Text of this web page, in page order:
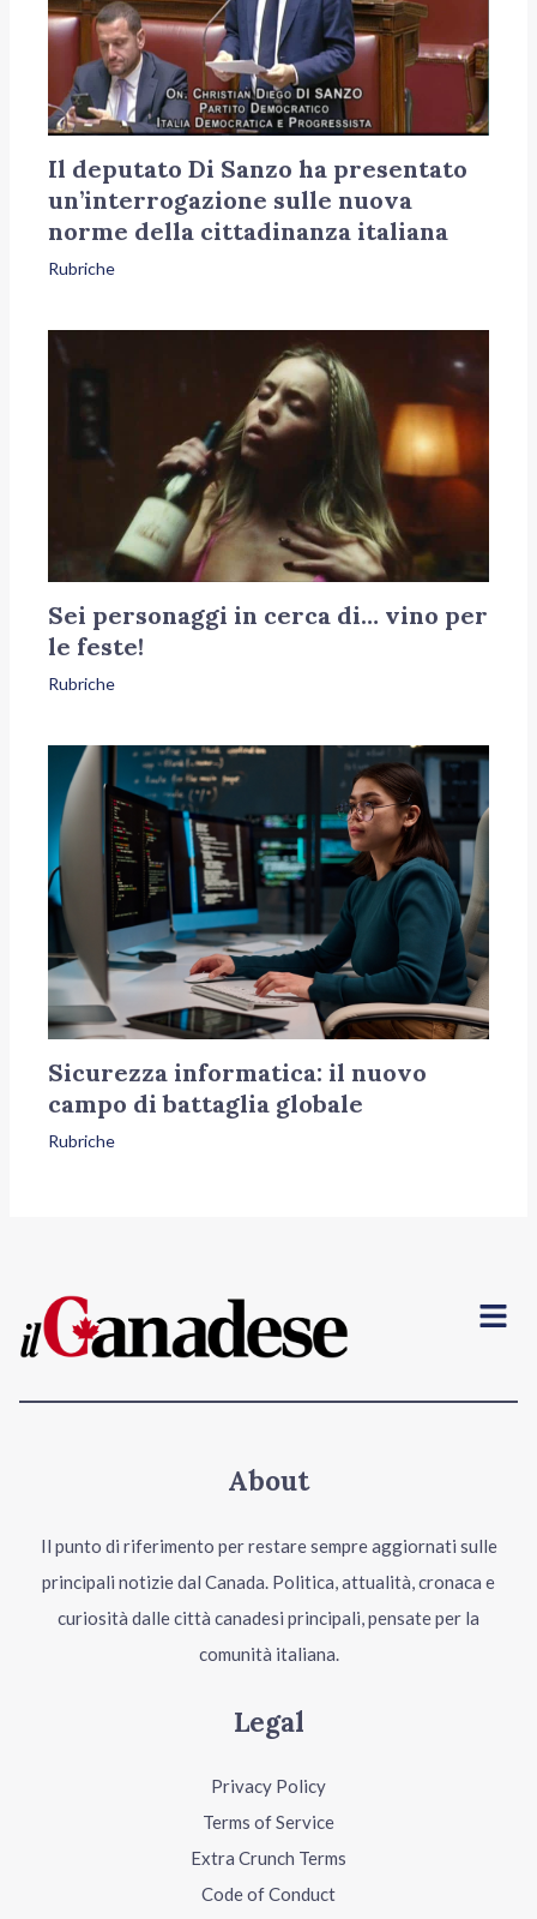
Il deputato Di Sanzo ha presentato
un’interrogazione sulle nuova
norme della cittadinanza italiana
Rubriche
Sei personaggi in cerca di… vino per
le feste!
Rubriche
Sicurezza informatica: il nuovo
campo di battaglia globale
Rubriche
Menu
About
Il punto di riferimento per restare sempre aggiornati sulle
principali notizie dal Canada. Politica, attualità, cronaca e
curiosità dalle città canadesi principali, pensate per la
comunità italiana.
Legal
Privacy Policy
Terms of Service
Extra Crunch Terms
Code of Conduct